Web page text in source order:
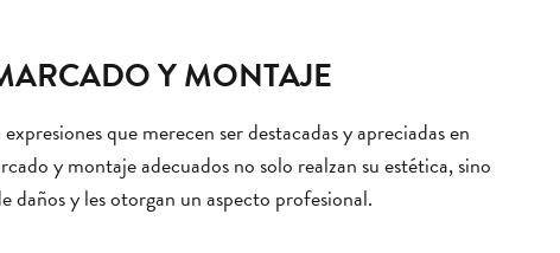
Y MONTAJE
que merecen ser destacadas y apreciadas en
y montaje adecuados no solo realzan su estética, sino
daños y les otorgan un aspecto profesional.